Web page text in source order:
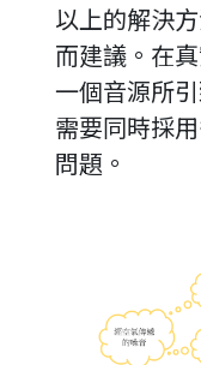
以上的解決
而建議。在
一個音源所
需要同時採
問題。